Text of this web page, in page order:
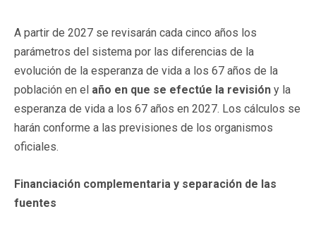
A partir de 2027 se revisarán cada cinco años los
parámetros del sistema por las diferencias de la
evolución de la esperanza de vida a los 67 años de la
población en el año en que se efectúe la revisión y la
esperanza de vida a los 67 años en 2027. Los cálculos se
harán conforme a las previsiones de los organismos
oficiales.
Financiación complementaria y separación de las
fuentes